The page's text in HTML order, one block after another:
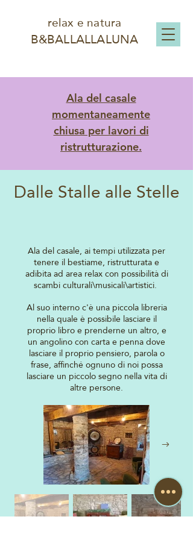
relax e natura
B&BALLALLALUNA
Ala del casale
momentaneamente
chiusa per lavori di
ristrutturazione.
Dalle Stalle alle Stelle
Ala del casale, ai tempi utilizzata per
tenere il bestiame, ristrutturata e
adibita ad area relax con possibilità di
scambi culturali\musicali\artistici.
Al suo interno c'è una piccola libreria
nella quale è possibile lasciare il
proprio libro e prenderne un altro, e
un angolino con carta e penna dove
lasciare il proprio pensiero, parola o
frase, affinché ognuno di noi possa
lasciare un piccolo segno nella vita di
altre persone.